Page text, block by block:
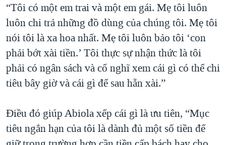
“Tôi có một em trai và một em gái. Mẹ tôi luôn
luôn chi trả những đồ dùng của chúng tôi. Mẹ tôi
nói tôi là xa hoa nhất. Mẹ tôi luôn bảo tôi ‘con
phải bớt xài tiền.’ Tôi thực sự nhận thức là tôi
phải có ngân sách và cố nghĩ xem cái gì có thể chi
tiêu bây giờ và cái gì để sau hẵn xài.”
Điều đó giúp Abiola xếp cái gì là ưu tiên, “Mục
tiêu ngắn hạn của tôi là dành đủ một số tiền để